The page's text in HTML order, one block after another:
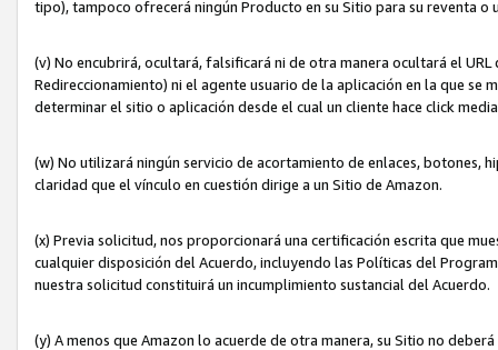
tipo), tampoco ofrecerá ningún Producto en su Sitio para su reventa o
(v) No encubrirá, ocultará, falsificará ni de otra manera ocultará el
Redireccionamiento) ni el agente usuario de la aplicación en la que
determinar el sitio o aplicación desde el cual un cliente hace click
(w) No utilizará ningún servicio de acortamiento de enlaces, botones,
claridad que el vínculo en cuestión dirige a un Sitio de Amazon.
(x) Previa solicitud, nos proporcionará una certificación escrita que
cualquier disposición del Acuerdo, incluyendo las Políticas del
nuestra solicitud constituirá un incumplimiento sustancial del Acuerdo.
(y) A menos que Amazon lo acuerde de otra manera, su Sitio no